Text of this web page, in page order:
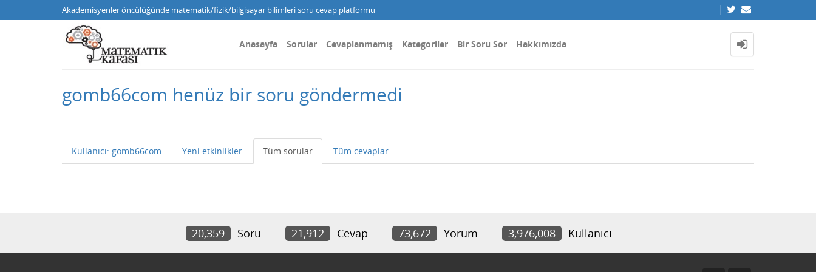
Akademisyenler öncülüğünde matematik/fizik/bilgisayar bilimleri soru cevap platformu
Anasayfa Sorular Cevaplanmamış Kategoriler Bir Soru Sor Hakkımızda
gomb66com henüz bir soru göndermedi
Kullanıcı: gomb66com Yeni etkinlikler Tüm sorular Tüm cevaplar
20,359 Soru 21,912 Cevap 73,672 Yorum 3,976,008 Kullanıcı